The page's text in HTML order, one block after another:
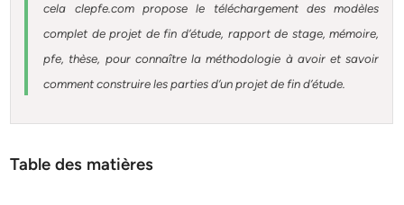
cela clepfe.com propose le téléchargement des modèles
complet de projet de fin d’étude, rapport de stage, mémoire,
pfe, thèse, pour connaître la méthodologie à avoir et savoir
comment construire les parties d’un projet de fin d’étude.
Table des matières